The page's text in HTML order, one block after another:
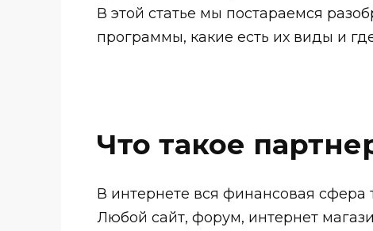
В этой статье мы постараемся
программы, какие есть их виды и
Что такое
В интернете вся финансовая сфера
Любой сайт, форум, интернет